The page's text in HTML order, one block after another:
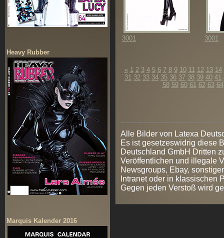
Heavy Rubber
Marquis Kalender 2016
3001 3001
« 1 2 3 4 5 6 7 8 9 10 11 12 13 14
31 32 33 34 35 36 37 38 39 40 41
58 59 60 61 62 63 64
Alle Bilder von Latexa
Es ist gesetzeswidrig diese
Deutschland GmbH Dritten
Veröffentlichen und illegale
Newsgroups, Ebay,
Intranet oder in klassischen
Gegen jeden Verstoß wird